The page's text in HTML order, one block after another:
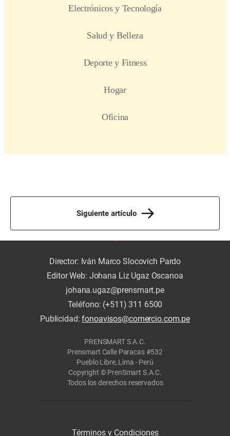
Siguiente artículo
Director: Iván Marco Slocovich Pardo
Editor Web: Johana Liz Ugaz Oscanoa
johana.ugaz@prensmart.pe
Teléfono: (+511) 311 6500
Publicidad:fonoavisos@comercio.com.pe
PRENSMART S.A.C.
Prensmart Calle Paracas #532
Pueblo Libre, Lima - Perú
Copyright © PrenSmart S.A.C.
Todos los derechos reservados
Términos y Condiciones